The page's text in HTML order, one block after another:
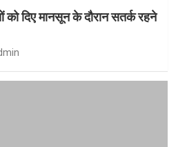
को दिए मानसून के दौरान सतर्क रहने